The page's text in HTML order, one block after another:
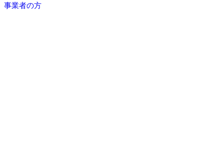
事業者の方